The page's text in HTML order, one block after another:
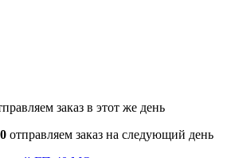
заказ в этот же день
отправляем заказ на следующий день